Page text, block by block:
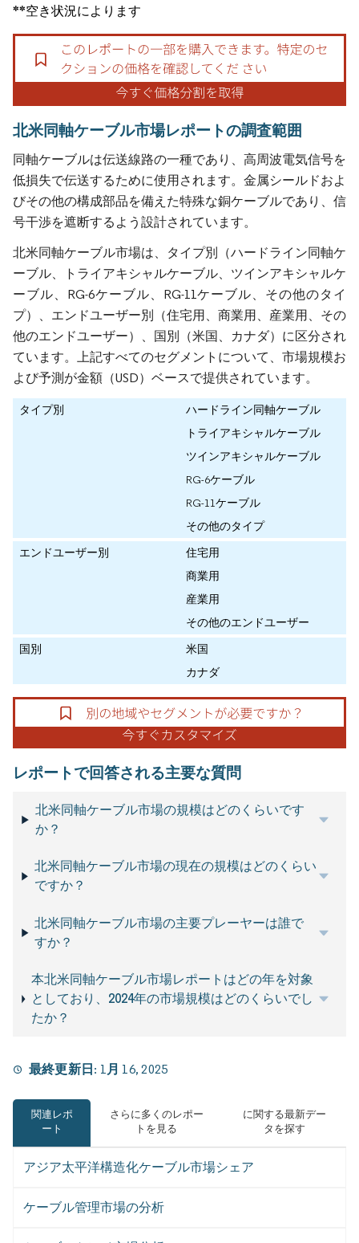
**空き状況によります
北米同軸ケーブル市場レポートの調査範囲
同軸ケーブルは伝送線路の一種であり、高周波電気信号を
低損失で伝送するために使用されます。金属シールドおよ
びその他の構成部品を備えた特殊な銅ケーブルであり、信
号干渉を遮断するよう設計されています。
北米同軸ケーブル市場は、タイプ別（ハードライン同軸ケ
ーブル、トライアキシャルケーブル、ツインアキシャルケ
ーブル、RG-6ケーブル、RG-11ケーブル、その他のタイ
プ）、エンドユーザー別（住宅用、商業用、産業用、その
他のエンドユーザー）、国別（米国、カナダ）に区分され
ています。上記すべてのセグメントについて、市場規模お
よび予測が金額（USD）ベースで提供されています。
タイプ別
ハードライン同軸ケーブル
トライアキシャルケーブル
ツインアキシャルケーブル
RG-6ケーブル
RG-11ケーブル
その他のタイプ
エンドユーザー別
住宅用
商業用
産業用
その他のエンドユーザー
国別
米国
カナダ
レポートで回答される主要な質問
北米同軸ケーブル市場の規模はどのくらいです
か？
北米同軸ケーブル市場の現在の規模はどのくらい
ですか？
北米同軸ケーブル市場の主要プレーヤーは誰で
すか？
本北米同軸ケーブル市場レポートはどの年を対象
としており、2024年の市場規模はどのくらいでし
たか？
最終更新日: 1月 16, 2025
関連レポ
ート
さらに多くのレポー
トを見る
に関する最新デー
タを探す
アジア太平洋構造化ケーブル市場シェア
ケーブル管理市場の分析